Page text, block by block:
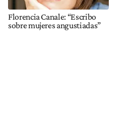
Florencia Canale: “Escribo
sobre mujeres angustiadas”